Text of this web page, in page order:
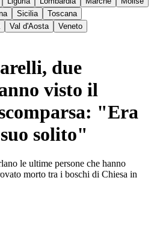
Sicilia
Toscana
Val d'Aosta Veneto
due
visto il
"Era
solito"
le ultime persone che hanno
morto tra i boschi di Chiesa in